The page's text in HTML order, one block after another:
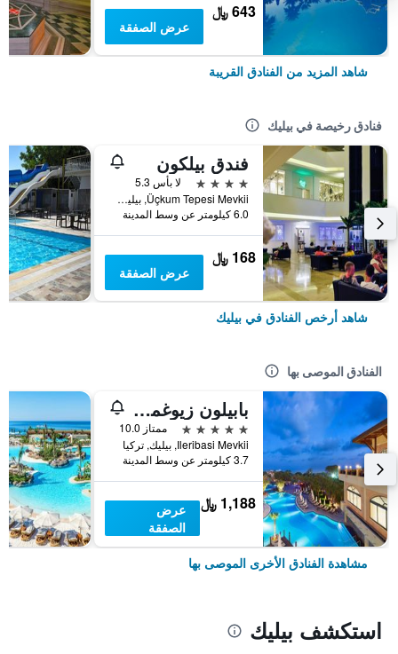
643 ﷼
عرض الصفقة
شاهد المزيد من الفنادق القريبة
فنادق رخيصة في بيليك
فندق بيلكون
4 نجوم
لا بأس 5.3
Üçkum Tepesi Mevkii, بيليك, تركيا
6.0 كيلومتر عن وسط المدينة
168 ﷼
عرض الصفقة
شاهد أرخص الفنادق في بيليك
الفنادق الموصى بها
بابيلون زيوغما ريلاكسوري
5 نجوم
ممتاز 10.0
Ileribasi Mevkii, بيليك, تركيا
3.7 كيلومتر عن وسط المدينة
1,188 ﷼
عرض
الصفقة
مشاهدة الفنادق الأخرى الموصى بها
استكشف بيليك